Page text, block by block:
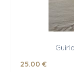
25.00 €